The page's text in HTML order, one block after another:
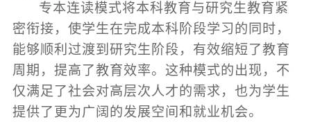
专本连读模式将本科教育与研究生教育紧
密衔接，使学生在完成本科阶段学习的同时，
能够顺利过渡到研究生阶段，有效缩短了教育
周期，提高了教育效率。这种模式的出现，不
仅满足了社会对高层次人才的需求，也为学生
提供了更为广阔的发展空间和就业机会。